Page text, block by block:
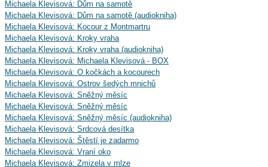
Michaela Klevisová: Dům na samotě
Michaela Klevisová: Dům na samotě (audiokniha)
Michaela Klevisová: Kocour z Montmartru
Michaela Klevisová: Kroky vraha
Michaela Klevisová: Kroky vraha (audiokniha)
Michaela Klevisová: Michaela Klevisová - BOX
Michaela Klevisová: O kočkách a kocourech
Michaela Klevisová: Ostrov šedých mnichů
Michaela Klevisová: Sněžný měsíc
Michaela Klevisová: Sněžný měsíc
Michaela Klevisová: Sněžný měsíc (audiokniha)
Michaela Klevisová: Srdcová desítka
Michaela Klevisová: Štěstí je zadarmo
Michaela Klevisová: Vraní oko
Michaela Klevisová: Zmizela v mlze